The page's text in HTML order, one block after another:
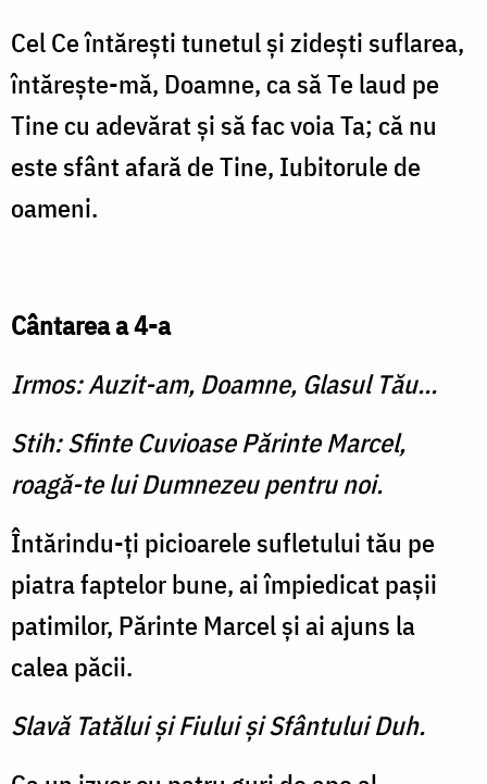
Cel Ce întăreşti tunetul şi zideşti suflarea,
întăreşte-mă, Doamne, ca să Te laud pe
Tine cu adevărat şi să fac voia Ta; că nu
este sfânt afară de Tine, Iubitorule de
oameni.
Cântarea a 4-a
Irmos: Auzit-am, Doamne, Glasul Tău...
Stih: Sfinte Cuvioase Părinte Marcel,
roagă-te lui Dumnezeu pentru noi.
Întărindu-ţi picioarele su­fletului tău pe
piatra fapte­lor bune, ai împiedicat paşii
pa­timilor, Părinte Marcel şi ai ajuns la
calea păcii.
Slavă Tatălui şi Fiului şi Sfântului Duh.